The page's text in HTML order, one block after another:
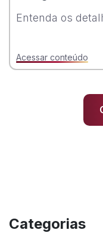
Entenda os
Acessar conteúdo
Categorias